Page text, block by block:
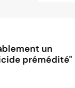
un
prémédité''